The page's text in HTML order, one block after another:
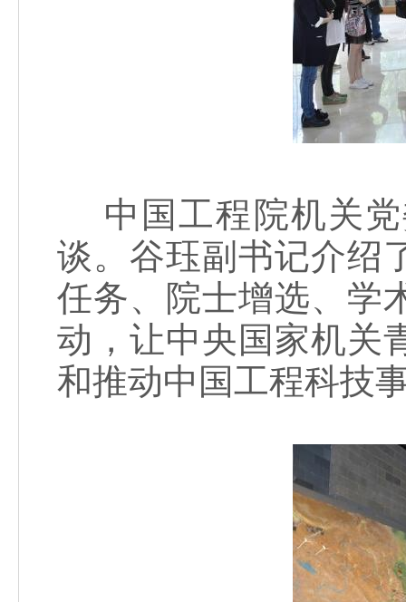
中国工程院机关党
谈。谷珏副书记介绍
任务、院士增选、学
动，让中央国家机关
和推动中国工程科技